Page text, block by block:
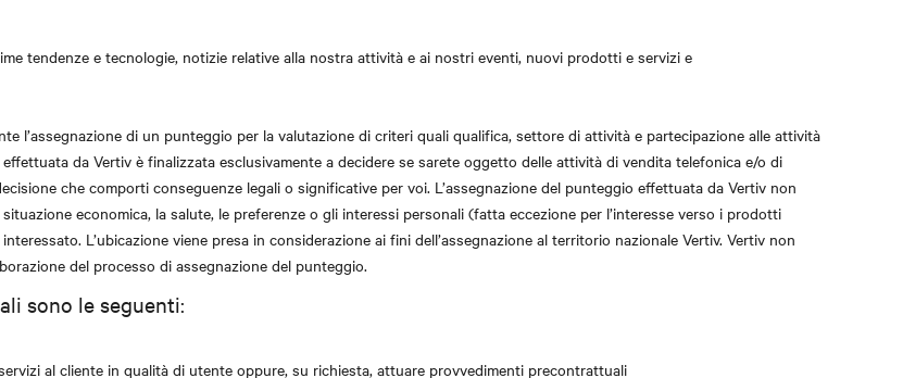
tendenze e tecnologie, notizie relative alla nostra attività e ai nostri eventi, nuovi prodotti e servizi e
l’assegnazione di un punteggio per la valutazione di criteri quali qualifica, settore di attività e partecipazione alle attività
da Vertiv è finalizzata esclusivamente a decidere se sarete oggetto delle attività di vendita telefonica e/o di
che comporti conseguenze legali o significative per voi. L’assegnazione del punteggio effettuata da Vertiv non
economica, la salute, le preferenze o gli interessi personali (fatta eccezione per l’interesse verso i prodotti
L’ubicazione viene presa in considerazione ai fini dell’assegnazione al territorio nazionale Vertiv. Vertiv non
del processo di assegnazione del punteggio.
sono le seguenti:
al cliente in qualità di utente oppure, su richiesta, attuare provvedimenti precontrattuali